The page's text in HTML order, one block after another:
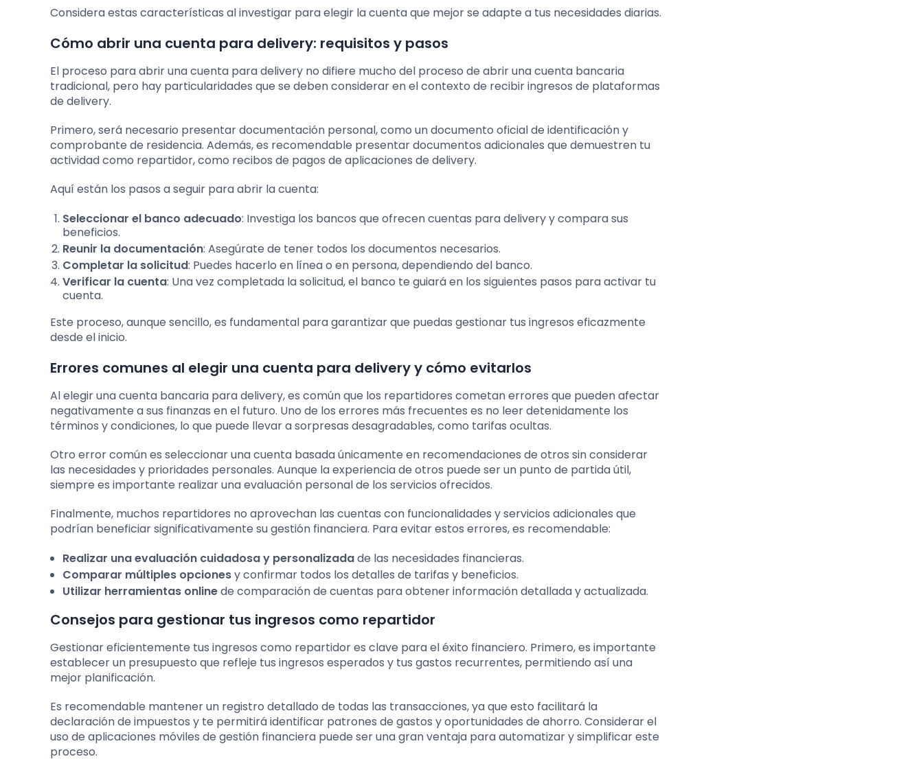
Considera estas características al investigar para elegir la cuenta que mejor se adapte a tus necesidades diarias.
Cómo abrir una cuenta para delivery: requisitos y pasos
El proceso para abrir una cuenta para delivery no difiere mucho del proceso de abrir una cuenta bancaria
tradicional, pero hay particularidades que se deben considerar en el contexto de recibir ingresos de plataformas
de delivery.
Primero, será necesario presentar documentación personal, como un documento oficial de identificación y
comprobante de residencia. Además, es recomendable presentar documentos adicionales que demuestren tu
actividad como repartidor, como recibos de pagos de aplicaciones de delivery.
Aquí están los pasos a seguir para abrir la cuenta:
Seleccionar el banco adecuado: Investiga los bancos que ofrecen cuentas para delivery y compara sus
beneficios.
Reunir la documentación: Asegúrate de tener todos los documentos necesarios.
Completar la solicitud: Puedes hacerlo en línea o en persona, dependiendo del banco.
Verificar la cuenta: Una vez completada la solicitud, el banco te guiará en los siguientes pasos para activar tu
cuenta.
Este proceso, aunque sencillo, es fundamental para garantizar que puedas gestionar tus ingresos eficazmente
desde el inicio.
Errores comunes al elegir una cuenta para delivery y cómo evitarlos
Al elegir una cuenta bancaria para delivery, es común que los repartidores cometan errores que pueden afectar
negativamente a sus finanzas en el futuro. Uno de los errores más frecuentes es no leer detenidamente los
términos y condiciones, lo que puede llevar a sorpresas desagradables, como tarifas ocultas.
Otro error común es seleccionar una cuenta basada únicamente en recomendaciones de otros sin considerar
las necesidades y prioridades personales. Aunque la experiencia de otros puede ser un punto de partida útil,
siempre es importante realizar una evaluación personal de los servicios ofrecidos.
Finalmente, muchos repartidores no aprovechan las cuentas con funcionalidades y servicios adicionales que
podrían beneficiar significativamente su gestión financiera. Para evitar estos errores, es recomendable:
Realizar una evaluación cuidadosa y personalizadade las necesidades financieras.
Comparar múltiples opcionesy confirmar todos los detalles de tarifas y beneficios.
Utilizar herramientas onlinede comparación de cuentas para obtener información detallada y actualizada.
Consejos para gestionar tus ingresos como repartidor
Gestionar eficientemente tus ingresos como repartidor es clave para el éxito financiero. Primero, es importante
establecer un presupuesto que refleje tus ingresos esperados y tus gastos recurrentes, permitiendo así una
mejor planificación.
Es recomendable mantener un registro detallado de todas las transacciones, ya que esto facilitará la
declaración de impuestos y te permitirá identificar patrones de gastos y oportunidades de ahorro. Considerar el
uso de aplicaciones móviles de gestión financiera puede ser una gran ventaja para automatizar y simplificar este
proceso.